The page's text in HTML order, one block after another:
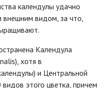
календулы удачно
внешним видом, за что,
Календула
хотя в
и Центральной
этого цветка, причем